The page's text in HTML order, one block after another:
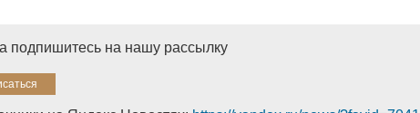
подпишитесь на нашу рассылку